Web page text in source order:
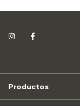
Productos